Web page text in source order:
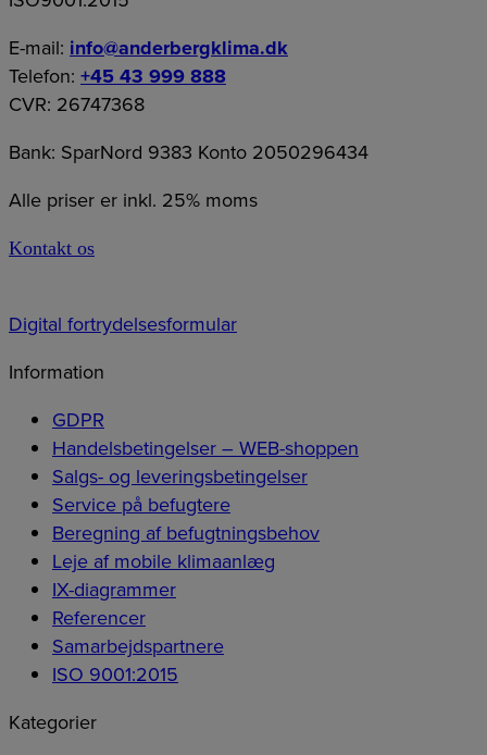
E-mail: info@anderbergklima.dk
Telefon: +45 43 999 888
CVR: 26747368
Bank: SparNord 9383 Konto 2050296434
Alle priser er inkl. 25% moms
Kontakt os
Digital fortrydelsesformular
Information
GDPR
Handelsbetingelser – WEB-shoppen
Salgs- og leveringsbetingelser
Service på befugtere
Beregning af befugtningsbehov
Leje af mobile klimaanlæg
IX-diagrammer
Referencer
Samarbejdspartnere
ISO 9001:2015
Kategorier